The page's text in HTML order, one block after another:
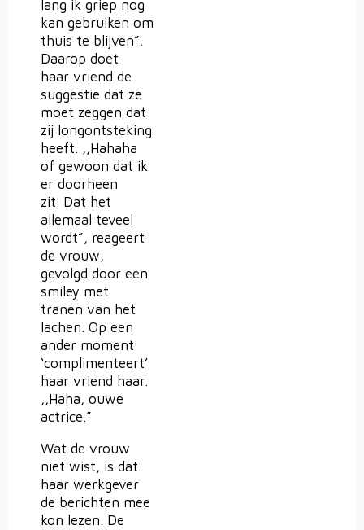
lang ik griep nog
kan gebruiken om
thuis te blijven”.
Daarop doet
haar vriend de
suggestie dat ze
moet zeggen dat
zij longontsteking
heeft. ,,Hahaha
of gewoon dat ik
er doorheen
zit. Dat het
allemaal teveel
wordt”, reageert
de vrouw,
gevolgd door een
smiley met
tranen van het
lachen. Op een
ander moment
‘complimenteert’
haar vriend haar.
,,Haha, ouwe
actrice.”
Wat de vrouw
niet wist, is dat
haar werkgever
de berichten mee
kon lezen. De